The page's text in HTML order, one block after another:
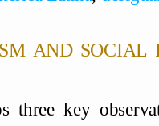
and
three key